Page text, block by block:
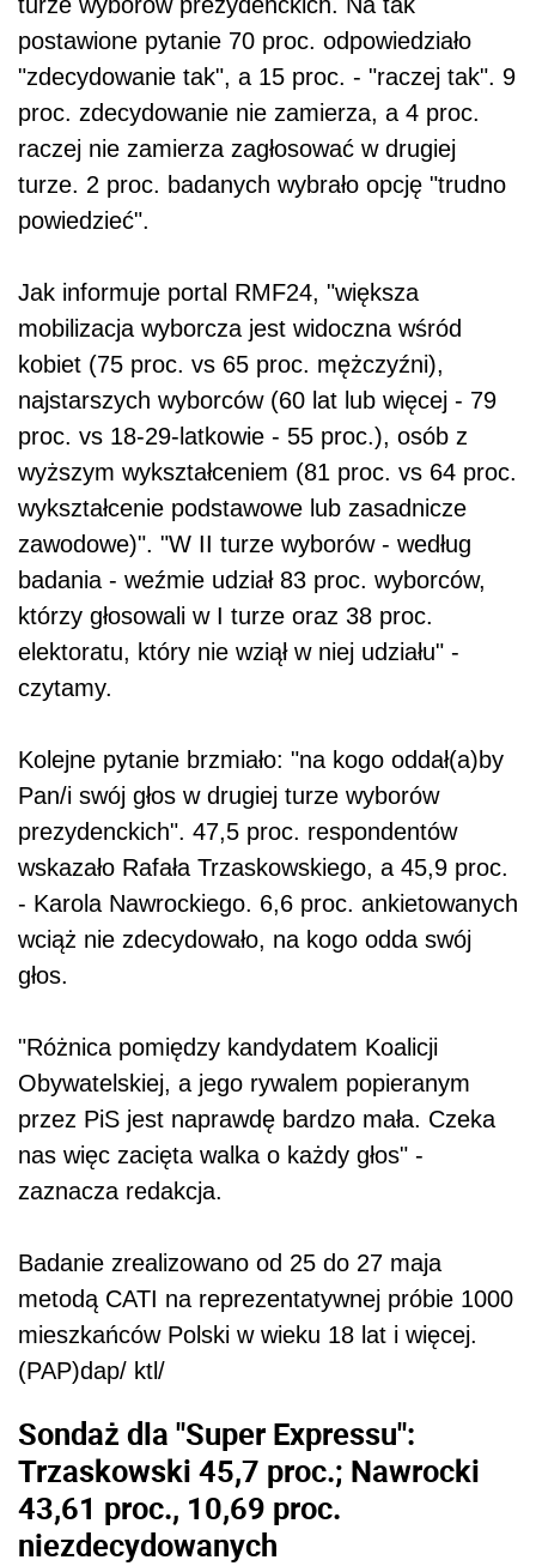
postawione pytanie 70 proc. odpowiedziało
"zdecydowanie tak", a 15 proc. - "raczej tak". 9
proc. zdecydowanie nie zamierza, a 4 proc.
raczej nie zamierza zagłosować w drugiej
turze. 2 proc. badanych wybrało opcję "trudno
powiedzieć".
Jak informuje portal RMF24, "większa
mobilizacja wyborcza jest widoczna wśród
kobiet (75 proc. vs 65 proc. mężczyźni),
najstarszych wyborców (60 lat lub więcej - 79
proc. vs 18-29-latkowie - 55 proc.), osób z
wyższym wykształceniem (81 proc. vs 64 proc.
wykształcenie podstawowe lub zasadnicze
zawodowe)". "W II turze wyborów - według
badania - weźmie udział 83 proc. wyborców,
którzy głosowali w I turze oraz 38 proc.
elektoratu, który nie wziął w niej udziału" -
czytamy.
Kolejne pytanie brzmiało: "na kogo oddał(a)by
Pan/i swój głos w drugiej turze wyborów
prezydenckich". 47,5 proc. respondentów
wskazało Rafała Trzaskowskiego, a 45,9 proc.
- Karola Nawrockiego. 6,6 proc. ankietowanych
wciąż nie zdecydowało, na kogo odda swój
głos.
"Różnica pomiędzy kandydatem Koalicji
Obywatelskiej, a jego rywalem popieranym
przez PiS jest naprawdę bardzo mała. Czeka
nas więc zacięta walka o każdy głos" -
zaznacza redakcja.
Badanie zrealizowano od 25 do 27 maja
metodą CATI na reprezentatywnej próbie 1000
mieszkańców Polski w wieku 18 lat i więcej.
(PAP)dap/ ktl/
Sondaż dla "Super Expressu":
Trzaskowski 45,7 proc.; Nawrocki
43,61 proc., 10,69 proc.
niezdecydowanych